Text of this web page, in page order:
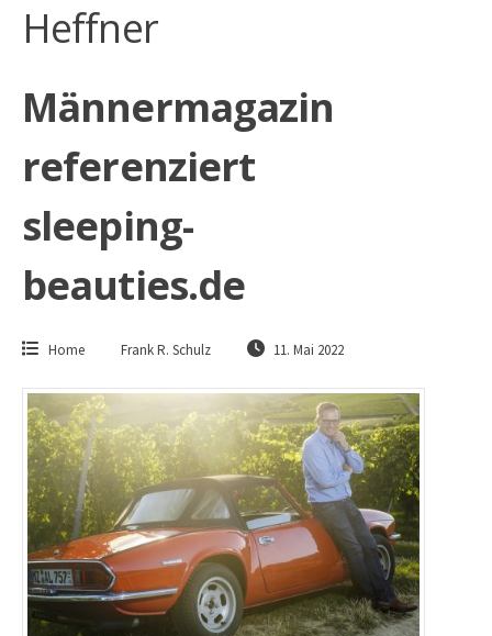
Heffner
Männermagazin
referenziert
sleeping-
beauties.de
Home Frank R. Schulz 11. Mai 2022